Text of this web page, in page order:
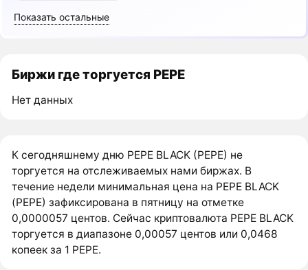
Показать остальные
Биржи где торгуется PEPE
Нет данных
К сегодняшнему дню PEPE BLACK (PEPE) не
торгуется на отслеживаемых нами биржах. В
течение недели минимальная цена на PEPE BLACK
(PEPE) зафиксирована в пятницу на отметке
0,0000057 центов. Сейчас криптовалюта PEPE BLACK
торгуется в диапазоне 0,00057 центов или 0,0468
копеек за 1 PEPE.